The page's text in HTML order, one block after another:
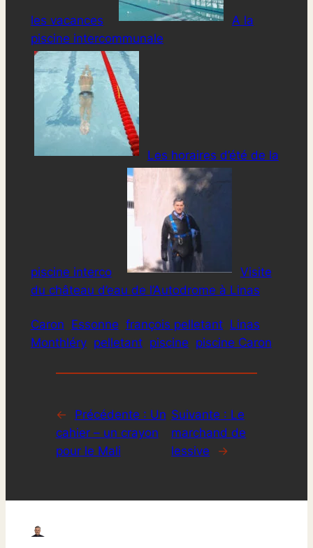
les vacances
A la
piscine intercommunale
Les horaires d’été de la
piscine interco
Visite
du château d’eau de l’Autodrome à Linas
Caron Essonne françois pelletant Linas
Monthléry pelletant piscine piscine Caron
← Précédente : Un
cahier – un crayon
pour le Mali
Suivante : Le
marchand de
lessive
→